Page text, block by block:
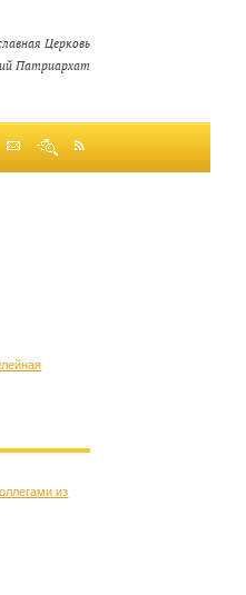
Церковь
Патриархат
из